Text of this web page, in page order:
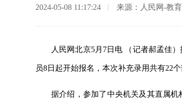
2024-05-08 11:17:24 来源：人民网-教
人民网北京5月7日电 （记者郝孟佳
员8日起开始报名，本次补充录用共有22
据介绍，参加了中央机关及其直属